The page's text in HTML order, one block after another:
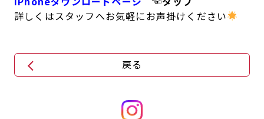
詳しくはスタッフへお気軽にお声掛けください
戻る